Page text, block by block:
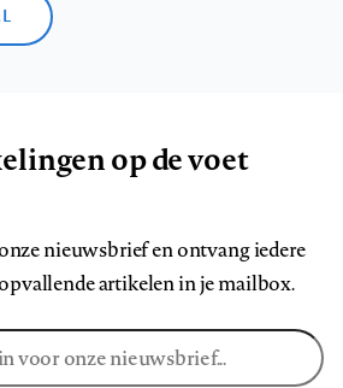
op de voet
nieuwsbrief en ontvang iedere
artikelen in je mailbox.